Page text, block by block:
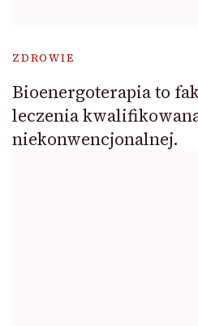
ZDROWIE
Bioenergoterapia to
leczenia
niekonwencjonalnej.